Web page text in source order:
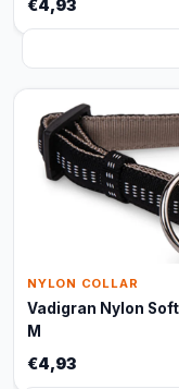
€4,93
NYLON COLLAR
Vadigran Nylon
M
€4,93